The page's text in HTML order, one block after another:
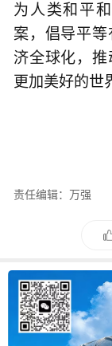
为人类和平
案，倡导平
济全球化，
更加美好的世
责任编辑：万强